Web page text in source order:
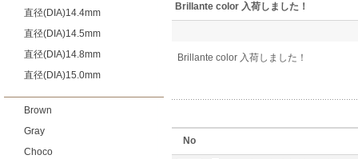
直径(DIA)14.4mm
直径(DIA)14.5mm
直径(DIA)14.8mm
直径(DIA)15.0mm
Brown
Gray
Choco
Brillante color 入荷しました！
Brillante color 入荷しました！
No